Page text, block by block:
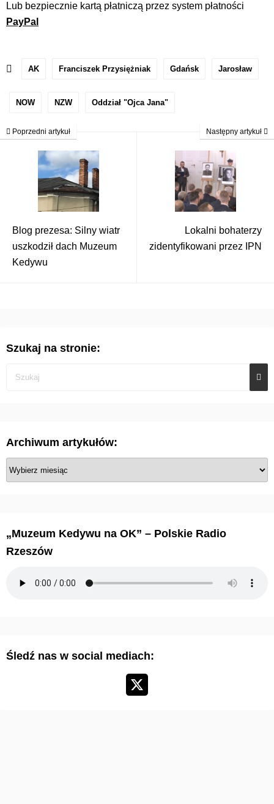
Lub bezpiecznie kartą płatniczą przez system płatności
PayPal
AK Franciszek Przysiężniak Gdańsk Jarosław
NOW NZW Oddział "Ojca Jana"
Poprzedni artykuł
Blog prezesa: Silny wiatr
uszkodził dach Muzeum
Kedywu
Następny artykuł
Lokalni bohaterzy
zidentyfikowani przez IPN
Szukaj na stronie:
Archiwum artykułów:
A
r
k
„Muzeum Kedywu na OK” – Polskie Radio
Rzeszów
Śledź nas w social mediach: